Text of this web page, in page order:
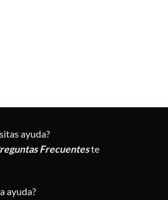
ayuda?
Frecuenteste
ayuda?